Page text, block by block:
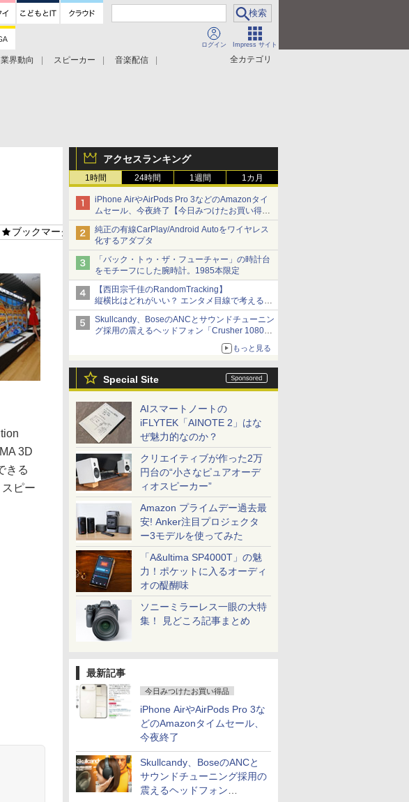
ログイン Impress サイト
全カテゴリ
業界動向 スピーカー
音楽配信
アクセスランキング
1時間 24時間 1週間 1カ月
iPhone AirやAirPods Pro 3などのAmazonタイ
ムセール、今夜終了【今日みつけたお買い得
品】
純正の有線CarPlay/Android Autoをワイヤレス
化するアダプタ
「バック・トゥ・ザ・フューチャー」の時計台
をモチーフにした腕時計。1985本限定
【西田宗千佳のRandomTracking】
縦横比はどれがいい？ エンタメ目線で考える、
サムスン新「Galaxy Z Fold」
Skullcandy、BoseのANCとサウンドチューニン
グ採用の震えるヘッドフォン「Crusher 1080
もっと見る
Special Site
AIスマートノートの
iFLYTEK「AINOTE 2」はな
ぜ魅力的なのか？
クリエイティブが作った2万
円台の“小さなピュアオーデ
ィオスピーカー”
Amazon プライムデー過去最
安! Anker注目プロジェクタ
ー3モデルを使ってみた
「A&ultima SP4000T」の魅
力！ポケットに入るオーディ
オの醍醐味
ソニーミラーレス一眼の大特
集！ 見どころ記事まとめ
最新記事
今日みつけたお買い得品
iPhone AirやAirPods Pro 3な
どのAmazonタイムセール、
今夜終了
Skullcandy、BoseのANCと
サウンドチューニング採用の
震えるヘッドフォン
ブックマーク
3D
きる
ピー